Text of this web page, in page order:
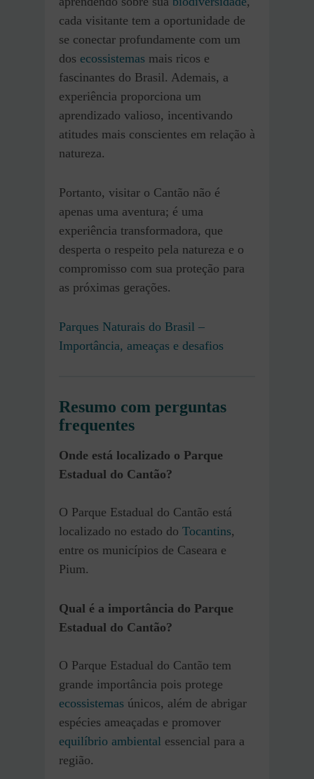
cada visitante tem a oportunidade de
se conectar profundamente com um
dos ecossistemas mais ricos e
fascinantes do Brasil. Ademais, a
experiência proporciona um
aprendizado valioso, incentivando
atitudes mais conscientes em relação à
natureza.
Portanto, visitar o Cantão não é
apenas uma aventura; é uma
experiência transformadora, que
desperta o respeito pela natureza e o
compromisso com sua proteção para
as próximas gerações.
Parques Naturais do Brasil –
Importância, ameaças e desafios
Resumo com perguntas
frequentes
Onde está localizado o Parque
Estadual do Cantão?
O Parque Estadual do Cantão está
localizado no estado do Tocantins,
entre os municípios de Caseara e
Pium.
Qual é a importância do Parque
Estadual do Cantão?
O Parque Estadual do Cantão tem
grande importância pois protege
ecossistemas únicos, além de abrigar
espécies ameaçadas e promover
equilíbrio ambiental essencial para a
região.